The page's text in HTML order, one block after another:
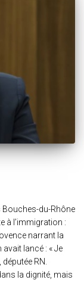
du-Rhône
à l’immigration :
narrant la
lancé : « Je
RN.
la dignité, mais